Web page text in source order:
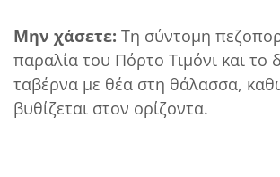
Μην χάσετε: Τη σύντομη
παραλία του Πόρτο Τιμόνι και το
ταβέρνα με θέα στη θάλασσα,
βυθίζεται στον ορίζοντα.